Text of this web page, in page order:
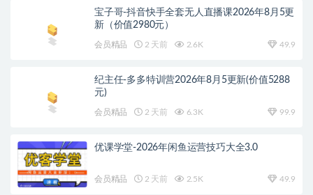
宝子哥-抖音快手全套无人直播课2026年8月5更
新（价值2980元）
会员精品 2 天前 2.6K 49.9
纪主任-多多特训营2026年8月5更新(价值5288
元)
会员精品 2 天前 6.3K 99.9
优课学堂-2026年闲鱼运营技巧大全3.0
会员精品 2 天前 2.5K 49.9